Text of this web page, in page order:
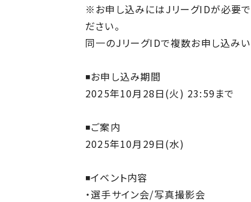
※お申し込みにはJリーグIDが必要で
ださい。
同一のJリーグIDで複数お申し込みい
◾️お申し込み期間
2025年10月28日(火) 23:59まで
◾️ご案内
2025年10月29日(水)
◾️イベント内容
・選手サイン会/写真撮影会